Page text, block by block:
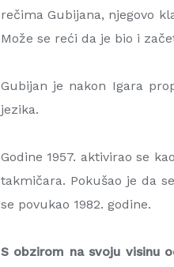
rečima Gubijana, njegovo
Može se reći da je bio i
Gubijan je nakon Igara
jezika.
Godine 1957. aktivirao se
takmičara. Pokušao je da
se povukao 1982. godine.
S obzirom na svoju visinu